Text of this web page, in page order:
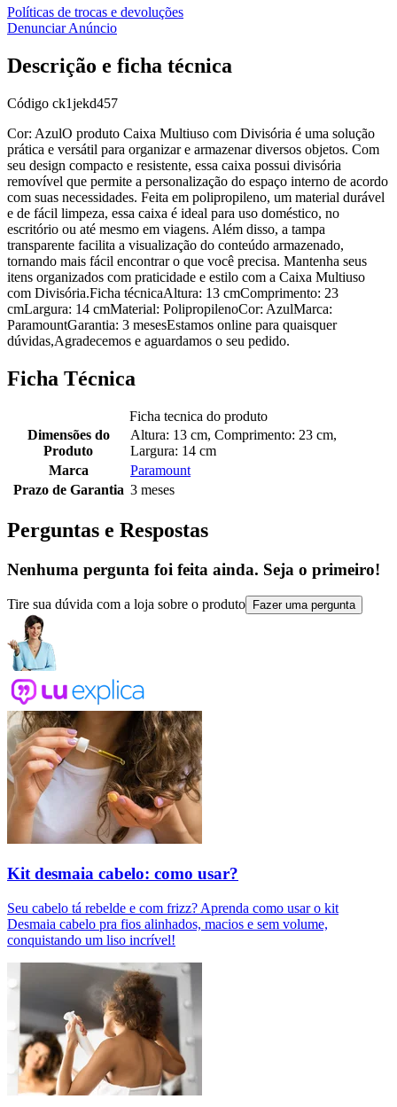
Políticas de trocas e devoluções
Denunciar Anúncio
Descrição e ficha técnica
Código ck1jekd457
Cor: AzulO produto Caixa Multiuso com Divisória é uma solução
prática e versátil para organizar e armazenar diversos objetos. Com
seu design compacto e resistente, essa caixa possui divisória
removível que permite a personalização do espaço interno de acordo
com suas necessidades. Feita em polipropileno, um material durável
e de fácil limpeza, essa caixa é ideal para uso doméstico, no
escritório ou até mesmo em viagens. Além disso, a tampa
transparente facilita a visualização do conteúdo armazenado,
tornando mais fácil encontrar o que você precisa. Mantenha seus
itens organizados com praticidade e estilo com a Caixa Multiuso
com Divisória.Ficha técnicaAltura: 13 cmComprimento: 23
cmLargura: 14 cmMaterial: PolipropilenoCor: AzulMarca:
ParamountGarantia: 3 mesesEstamos online para quaisquer
dúvidas,Agradecemos e aguardamos o seu pedido.
Ficha Técnica
Ficha tecnica do produto
Dimensões do
Produto
Altura: 13 cm, Comprimento: 23 cm,
Largura: 14 cm
Marca
Paramount
Prazo de Garantia 3 meses
Perguntas e Respostas
Nenhuma pergunta foi feita ainda. Seja o primeiro!
Tire sua dúvida com a loja sobre o produto Fazer uma pergunta
Kit desmaia cabelo: como usar?
Seu cabelo tá rebelde e com frizz? Aprenda como usar o kit
Desmaia cabelo pra fios alinhados, macios e sem volume,
conquistando um liso incrível!